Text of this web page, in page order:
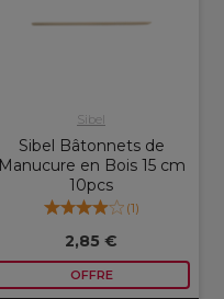
Sibel
Sibel Bâtonnets de
Manucure en Bois 15 cm
10pcs
(1)
2,85 €
OFFRE